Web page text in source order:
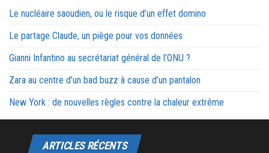
Le nucléaire saoudien, ou le risque d’un effet domino
Le partage Claude, un piège pour vos données
Gianni Infantino au secrétariat général de l’ONU ?
Zara au centre d’un bad buzz à cause d’un pantalon
New York : de nouvelles règles contre la chaleur extrême
ARTICLES RÉCENTS